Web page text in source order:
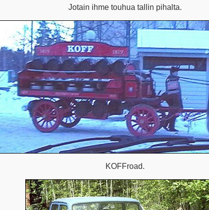
Jotain ihme touhua tallin pihalta.
KOFFroad.